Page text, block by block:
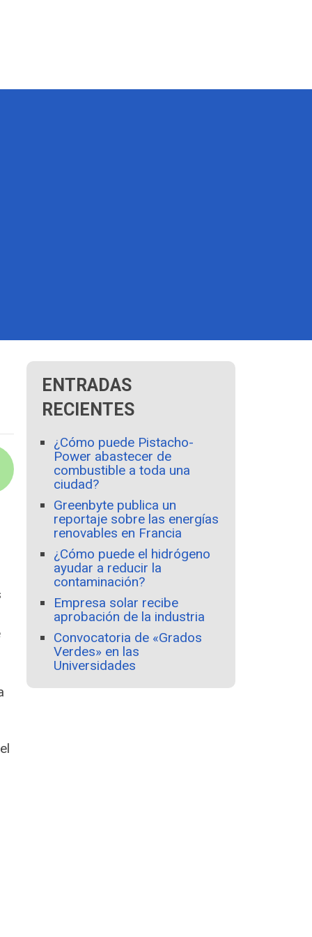
ENTRADAS
RECIENTES
¿Cómo puede Pistacho-
Power abastecer de
combustible a toda una
ciudad?
Greenbyte publica un
reportaje sobre las energías
renovables en Francia
¿Cómo puede el hidrógeno
ayudar a reducir la
contaminación?
Empresa solar recibe
aprobación de la industria
Convocatoria de «Grados
Verdes» en las
Universidades